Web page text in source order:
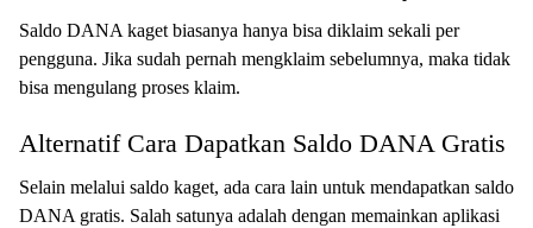
Saldo DANA kaget biasanya hanya bisa diklaim sekali per
pengguna. Jika sudah pernah mengklaim sebelumnya, maka tidak
bisa mengulang proses klaim.
Alternatif Cara Dapatkan Saldo DANA Gratis
Selain melalui saldo kaget, ada cara lain untuk mendapatkan saldo
DANA gratis. Salah satunya adalah dengan memainkan aplikasi